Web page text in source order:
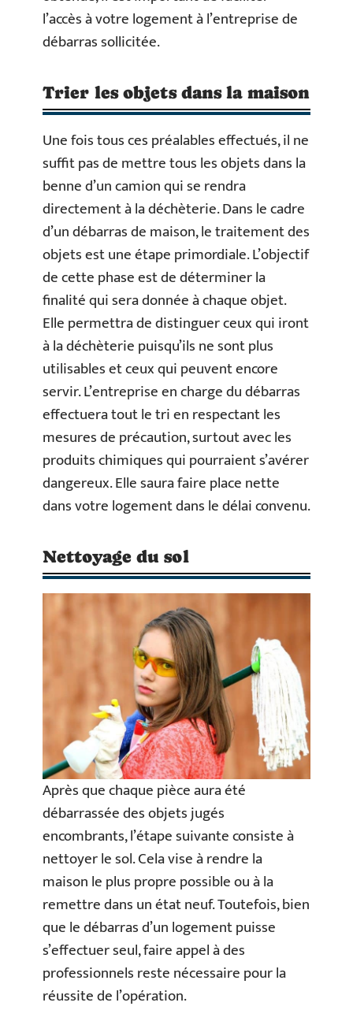
l’accès à votre logement à l’entreprise de
débarras sollicitée.
Trier les objets dans la maison
Une fois tous ces préalables effectués, il ne
suffit pas de mettre tous les objets dans la
benne d’un camion qui se rendra
directement à la déchèterie. Dans le cadre
d’un débarras de maison, le traitement des
objets est une étape primordiale. L’objectif
de cette phase est de déterminer la
finalité qui sera donnée à chaque objet.
Elle permettra de distinguer ceux qui iront
à la déchèterie puisqu’ils ne sont plus
utilisables et ceux qui peuvent encore
servir. L’entreprise en charge du débarras
effectuera tout le tri en respectant les
mesures de précaution, surtout avec les
produits chimiques qui pourraient s’avérer
dangereux. Elle saura faire place nette
dans votre logement dans le délai convenu.
Nettoyage du sol
Après que chaque pièce aura été
débarrassée des objets jugés
encombrants, l’étape suivante consiste à
nettoyer le sol. Cela vise à rendre la
maison le plus propre possible ou à la
remettre dans un état neuf. Toutefois, bien
que le débarras d’un logement puisse
s’effectuer seul, faire appel à des
professionnels reste nécessaire pour la
réussite de l’opération.